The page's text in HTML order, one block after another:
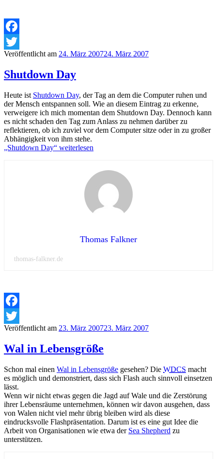
Facebook
Twitter
Veröffentlicht am 24. März 200724. März 2007
Shutdown Day
Heute ist Shutdown Day, der Tag an dem die Computer ruhen und
der Mensch entspannen soll. Wie an diesem Eintrag zu erkenne,
verweigere ich mich momentan dem Shutdown Day. Dennoch kann
es nicht schaden den Tag zum Anlass zu nehmen darüber zu
reflektieren, ob ich zuviel vor dem Computer sitze oder in zu großer
Abhängigkeit von ihm stehe.
„Shutdown Day“ weiterlesen
Thomas Falkner
thomas-falkner.de
Facebook
Twitter
Veröffentlicht am 23. März 200723. März 2007
Wal in Lebensgröße
Schon mal einen Wal in Lebensgröße gesehen? Die WDCS macht
es möglich und demonstriert, dass sich Flash auch sinnvoll einsetzen
lässt.
Wenn wir nicht etwas gegen die Jagd auf Wale und die Zerstörung
ihrer Lebensräume unternehmen, können wir davon ausgehen, dass
von Walen nicht viel mehr übrig bleiben wird als diese
eindrucksvolle Flashpräsentation. Darum ist es eine gut Idee die
Arbeit von Organisationen wie etwa der Sea Shepherd zu
unterstützen.